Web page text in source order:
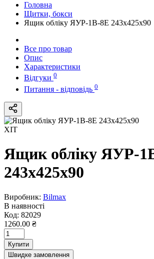
Головна
Щитки, бокси
Ящик облiку ЯУР-1В-8Е 243х425х90
Все про товар
Опис
Характеристики
Відгуки 0
Питання - відповідь 0
ХІТ
Ящик облiку ЯУР-
243х425х90
Виробник: Bilmax
В наявності
Код: 82029
1260.00 ₴
Купити
Швидке замовлення